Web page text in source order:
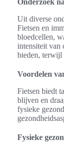
Onderzoek
Uit diverse
Fietsen en
bloedcellen,
intensiteit van
bieden, terwijl
Voordelen
Fietsen biedt
blijven en
fysieke
Fysieke